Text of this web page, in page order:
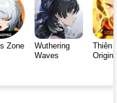
Zone
Wuthering
Waves
Thiên
Origin